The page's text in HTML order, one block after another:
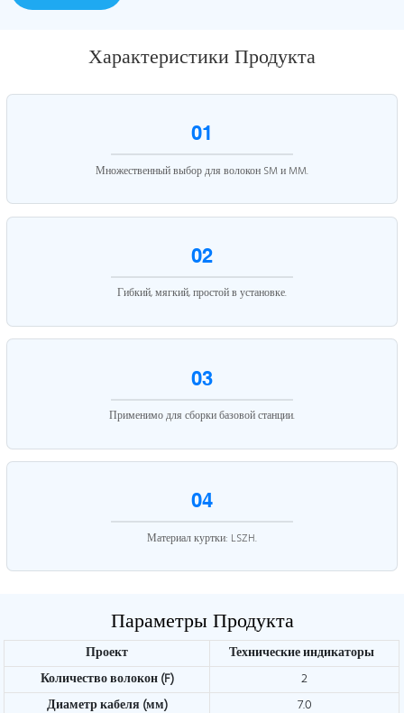
Характеристики Продукта
01
Множественный выбор для волокон SM и MM.
02
Гибкий, мягкий, простой в установке.
03
Применимо для сборки базовой станции.
04
Материал куртки: LSZH.
Параметры Продукта
Проект
Технические индикаторы
Количество волокон (F)
2
Диаметр кабеля (мм)
7.0